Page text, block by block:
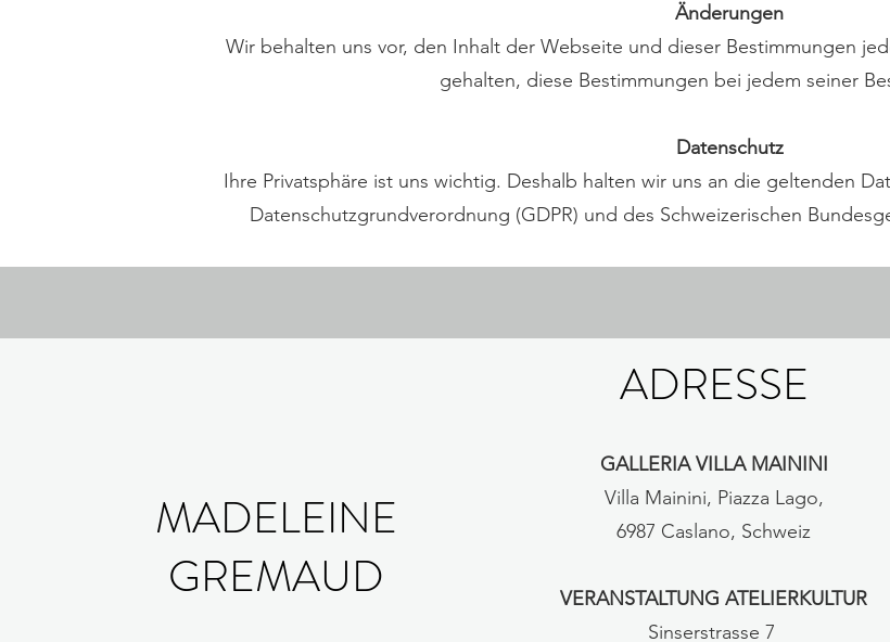
Änderungen
Wir behalten uns vor, den Inhalt der Webseite und dieser Bestimmungen
gehalten, diese Bestimmungen bei jedem seiner
Datenschutz
Ihre Privatsphäre ist uns wichtig. Deshalb halten wir uns an die geltenden
Datenschutzgrundverordnung (GDPR) und des Schweizerischen
MADELEINE
GREMAUD
ADRESSE
GALLERIA VILLA MAININI
Villa Mainini, Piazza Lago,
6987 Caslano, Schweiz
VERANSTALTUNG ATELIERKULTUR
Sinserstrasse 7